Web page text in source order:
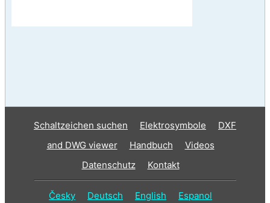
Schaltzeichen suchen Elektrosymbole
DXF
and DWG viewer
Handbuch
Videos
Datenschutz
Kontakt
Česky Deutsch English Espanol